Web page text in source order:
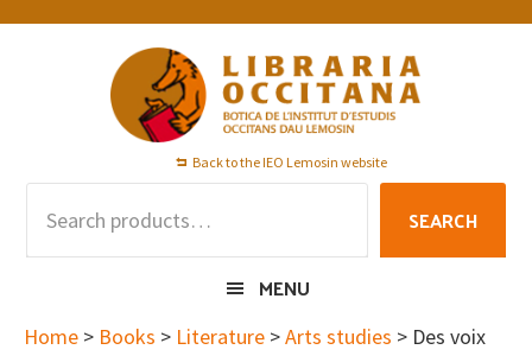
Skip
Skip
Skip
Back to the IEO Lemosin website
SEARCH
MENU
Home > Books > Literature >Arts studies > Des voix